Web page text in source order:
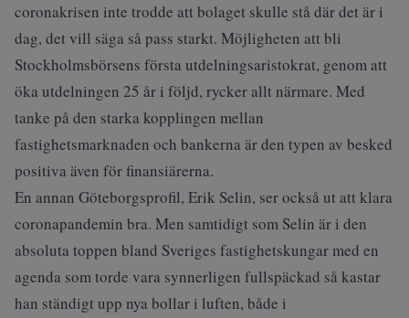
coronakrisen inte trodde att bolaget skulle stå där det är i
dag, det vill säga så pass starkt. Möjligheten att bli
Stockholmsbörsens första utdelningsaristokrat, genom att
öka utdelningen 25 år i följd, rycker allt närmare. Med
tanke på den starka kopplingen mellan
fastighetsmarknaden och bankerna är den typen av besked
positiva även för finansiärerna.
En annan Göteborgsprofil, Erik Selin, ser också ut att klara
coronapandemin bra. Men samtidigt som Selin är i den
absoluta toppen bland Sveriges fastighetskungar med en
agenda som torde vara synnerligen fullspäckad så kastar
han ständigt upp nya bollar i luften, både i